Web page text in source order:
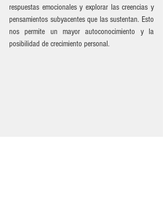
respuestas emocionales y explorar las creencias y
pensamientos subyacentes que las sustentan. Esto
nos permite un mayor autoconocimiento y la
posibilidad de crecimiento personal.